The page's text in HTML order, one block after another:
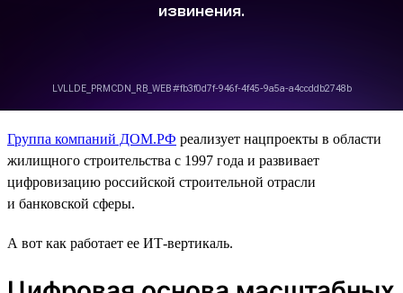
Группа компаний ДОМ.РФ реализует нацпроекты в области
жилищного строительства с 1997 года и развивает
цифровизацию российской строительной отрасли
и банковской сферы.
А вот как работает ее ИТ-вертикаль.